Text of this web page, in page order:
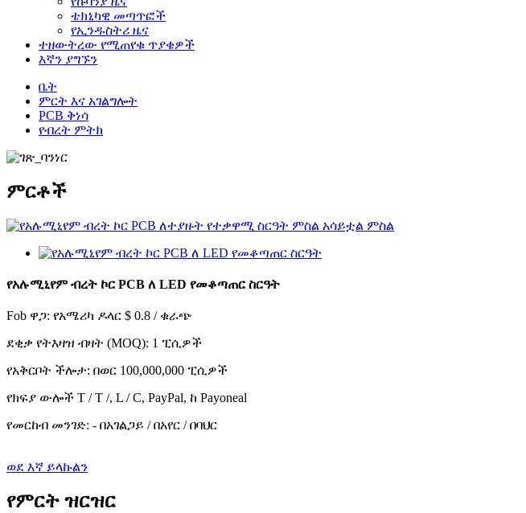
ቴክኒካዊ መጣጥፎች
የኢንዱስትሪ ዜና
ተዘውትረው የሚጠየቁ ጥያቄዎች
እኛን ያግኙን
ቤት
ምርት እና አገልግሎት
PCB ቅነሳ
የብረት ምትክ
ምርቶች
የአሉሚኒየም ብረት ኮር PCB ለ LED የመቆጣጠር ስርዓት
Fob ዋጋ: የአሜሪካ ዶላር $ 0.8 / ቁራጭ
ደቂቃ የትእዛዝ ብዛት (MOQ): 1 ፒሲዎች
የአቅርቦት ችሎታ: በወር 100,000,000 ፒሲዎች
የክፍያ ውሎች T / T /, L / C, PayPal, ከ Payoneal
የመርከብ መንገድ: - በአገልጋይ / በአየር / በባህር
ወደ እኛ ይላኩልን
የምርት ዝርዝር